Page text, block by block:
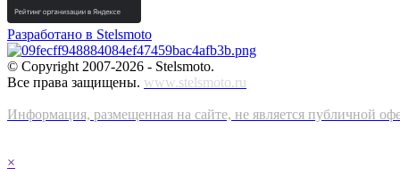
Разработано в Stelsmoto
© Copyright 2007-2026 - Stelsmoto.
Все права защищены. www.stelsmoto.ru
Информация, размещенная на сайте, не является публичной
×